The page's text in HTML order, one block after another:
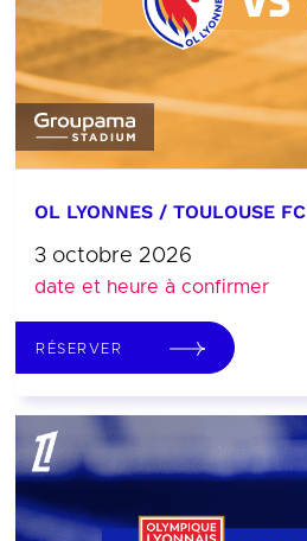
OL LYONNES / TOULOUSE FC
3 octobre 2026
date et heure à confirmer
RÉSERVER